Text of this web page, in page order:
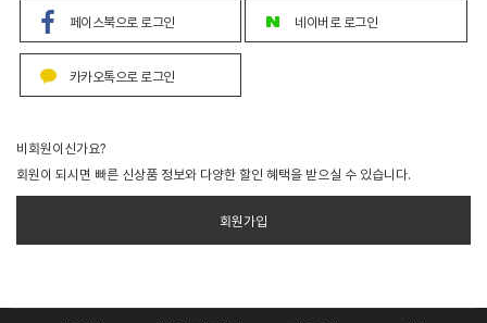
페이스북으로 로그인 네이버로 로그인
카카오톡으로 로그인
비회원이신가요?
회원이 되시면 빠른 신상품 정보와 다양한 할인 혜택을 받으실 수 있습니다.
회원가입